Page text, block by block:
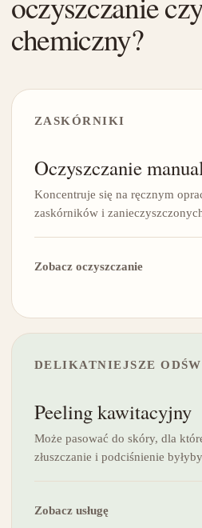
chemiczny?
ZASKÓRNIKI
Oczyszczanie
Koncentruje się na ręcznym
zaskórników i
Zobacz oczyszczanie
DELIKATNIEJSZE
Peeling kawitacyjny
Może pasować do skóry, dla
złuszczanie i podciśnienie
Zobacz usługę